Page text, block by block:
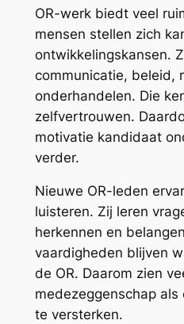
OR-werk biedt veel
mensen stellen zich
ontwikkelingskansen.
communicatie, beleid,
onderhandelen. Die
zelfvertrouwen.
motivatie kandidaat
verder.
Nieuwe OR-leden
luisteren. Zij leren
herkennen en
vaardigheden blijven
de OR. Daarom zien
medezeggenschap
te versterken.